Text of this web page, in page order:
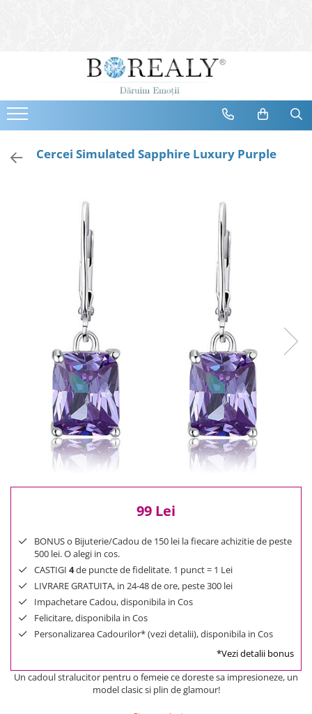
Bijuterii
Cercei
Bratari
Coliere
Bijuterii Mirese
Cele mai vandute
Cele mai votate
Cu video
0 Lei - 100 Lei
100 Lei - 200 Lei
300 Lei - 500 Lei
Cercei Simulated Sapphire Luxury Purple
99 Lei
BONUS o Bijuterie/Cadou de 150 lei la fiecare achizitie de peste
500 lei. O alegi in cos.
CASTIGI 4de puncte de fidelitate. 1 punct = 1 Lei
LIVRARE GRATUITA, in 24-48 de ore, peste 300 lei
Impachetare Cadou, disponibila in Cos
Felicitare, disponibila in Cos
Personalizarea Cadourilor* (vezi detalii), disponibila in Cos
*Vezi detalii bonus
Un cadoul stralucitor pentru o femeie ce doreste sa impresioneze, un
model clasic si plin de glamour!